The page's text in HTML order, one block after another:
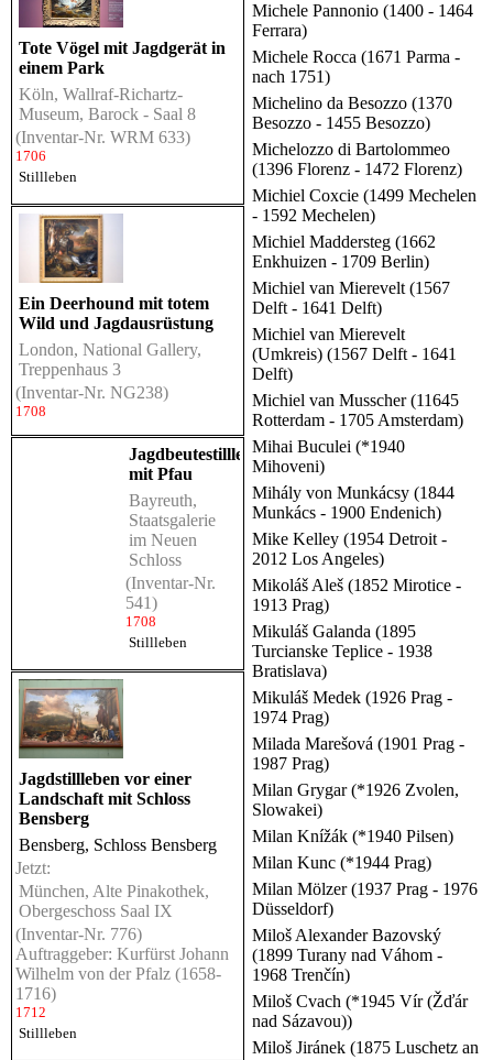
Tote Vögel mit Jagdgerät in
einem Park
Köln, Wallraf-Richartz-
Museum, Barock - Saal 8
(Inventar-Nr. WRM 633)
1706
Stillleben
Ein Deerhound mit totem
Wild und Jagdausrüstung
London, National Gallery,
Treppenhaus 3
(Inventar-Nr. NG238)
1708
Jagdbeutestillleben
mit Pfau
Bayreuth,
Staatsgalerie
im Neuen
Schloss
(Inventar-Nr.
541)
1708
Stillleben
Jagdstillleben vor einer
Landschaft mit Schloss
Bensberg
Bensberg, Schloss Bensberg
Jetzt:
München, Alte Pinakothek,
Obergeschoss Saal IX
(Inventar-Nr. 776)
Auftraggeber: Kurfürst Johann
Wilhelm von der Pfalz (1658-
1716)
1712
Stillleben
Michele Pannonio (1400 - 1464
Ferrara)
Michele Rocca (1671 Parma -
nach 1751)
Michelino da Besozzo (1370
Besozzo - 1455 Besozzo)
Michelozzo di Bartolommeo
(1396 Florenz - 1472 Florenz)
Michiel Coxcie (1499 Mechelen
- 1592 Mechelen)
Michiel Maddersteg (1662
Enkhuizen - 1709 Berlin)
Michiel van Mierevelt (1567
Delft - 1641 Delft)
Michiel van Mierevelt
(Umkreis) (1567 Delft - 1641
Delft)
Michiel van Musscher (11645
Rotterdam - 1705 Amsterdam)
Mihai Buculei (*1940
Mihoveni)
Mihály von Munkácsy (1844
Munkács - 1900 Endenich)
Mike Kelley (1954 Detroit -
2012 Los Angeles)
Mikoláš Aleš (1852 Mirotice -
1913 Prag)
Mikuláš Galanda (1895
Turcianske Teplice - 1938
Bratislava)
Mikuláš Medek (1926 Prag -
1974 Prag)
Milada Marešová (1901 Prag -
1987 Prag)
Milan Grygar (*1926 Zvolen,
Slowakei)
Milan Knížák (*1940 Pilsen)
Milan Kunc (*1944 Prag)
Milan Mölzer (1937 Prag - 1976
Düsseldorf)
Miloš Alexander Bazovský
(1899 Turany nad Váhom -
1968 Trenčín)
Miloš Cvach (*1945 Vír (Žďár
nad Sázavou))
Miloš Jiránek (1875 Luschetz an